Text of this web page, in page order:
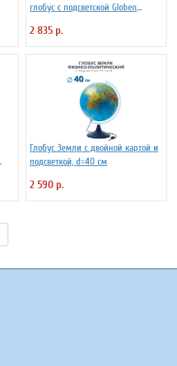
глобус с подсветской Globen
2 835 р.
Глобус Земли с двойной картой и
подсветкой, d=40 см
2 590 р.